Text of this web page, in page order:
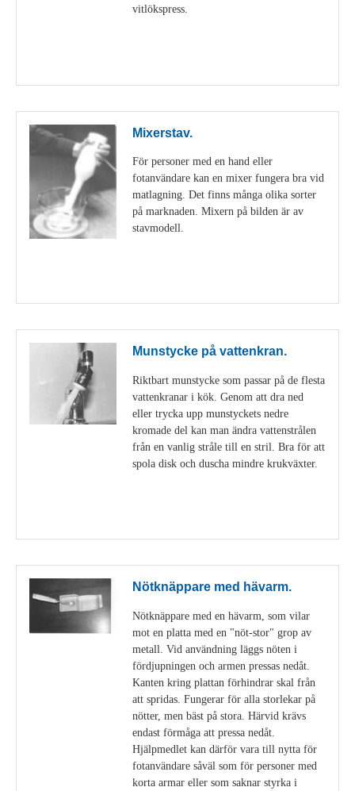
vitlökspress.
Mixerstav.
För personer med en hand eller
fotanvändare kan en mixer fungera bra vid
matlagning. Det finns många olika sorter
på marknaden. Mixern på bilden är av
stavmodell.
Munstycke på vattenkran.
Riktbart munstycke som passar på de flesta
vattenkranar i kök. Genom att dra ned
eller trycka upp munstyckets nedre
kromade del kan man ändra vattenstrålen
från en vanlig stråle till en stril. Bra för att
spola disk och duscha mindre krukväxter.
Nötknäppare med hävarm.
Nötknäppare med en hävarm, som vilar
mot en platta med en "nöt-stor" grop av
metall. Vid användning läggs nöten i
fördjupningen och armen pressas nedåt.
Kanten kring plattan förhindrar skal från
att spridas. Fungerar för alla storlekar på
nötter, men bäst på stora. Härvid krävs
endast förmåga att pressa nedåt.
Hjälpmedlet kan därför vara till nytta för
fotanvändare såväl som för personer med
korta armar eller som saknar styrka i